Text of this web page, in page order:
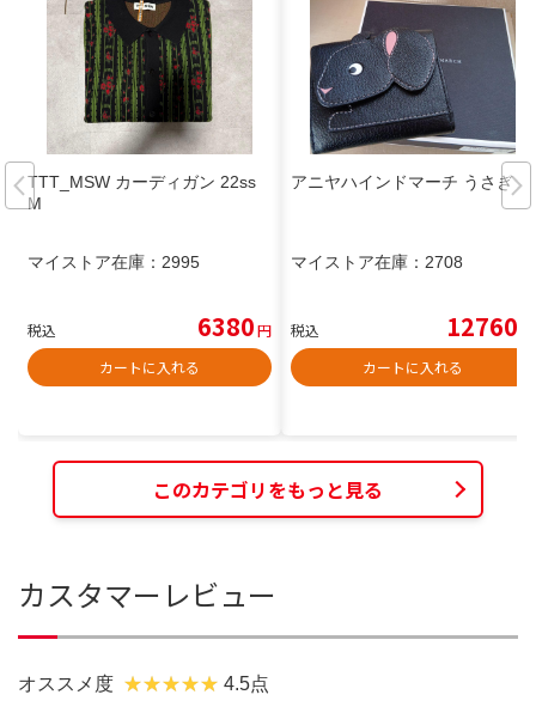
TTT_MSW カーディガン 22ss
M
マイストア在庫： 2995
税込 6380円
カートに入れる
アニヤハインドマーチ うさぎ
マイストア在庫： 2708
税込 12760
カートに入れる
このカテゴリをもっと見る
カスタマーレビュー
オススメ度 4.5点